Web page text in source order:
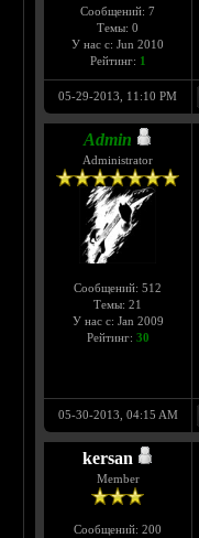
Сообщений: 7
Темы: 0
У нас с: Jun 2010
Рейтинг: 1
05-29-2013, 11:10 PM
Admin
Administrator
Сообщений: 512
Темы: 21
У нас с: Jan 2009
Рейтинг: 30
05-30-2013, 04:15 AM
kersan
Member
Сообщений: 200